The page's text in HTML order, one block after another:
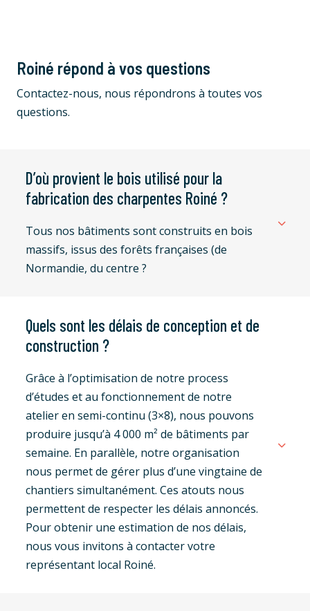
Roiné répond à vos questions
Contactez-nous, nous répondrons à toutes vos
questions.
D’où provient le bois utilisé pour la
fabrication des charpentes Roiné ?
Tous nos bâtiments sont construits en bois
massifs, issus des forêts françaises (de
Normandie, du centre ?
Quels sont les délais de conception et de
construction ?
Grâce à l’optimisation de notre process
d’études et au fonctionnement de notre
atelier en semi-continu (3×8), nous pouvons
produire jusqu’à 4 000 m² de bâtiments par
semaine. En parallèle, notre organisation
nous permet de gérer plus d’une vingtaine de
chantiers simultanément. Ces atouts nous
permettent de respecter les délais annoncés.
Pour obtenir une estimation de nos délais,
nous vous invitons à contacter votre
représentant local Roiné.